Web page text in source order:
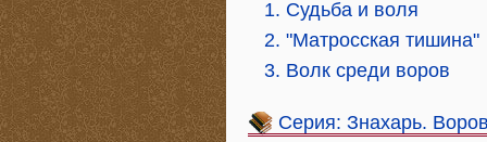
1. Судьба и воля
2. "Матросская тишина"
3. Волк среди воров
Серия: Знахарь.